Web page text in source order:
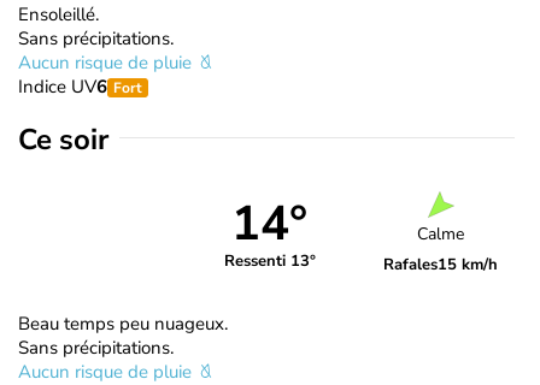
Ensoleillé.
Sans précipitations.
Aucun risque de pluie
Indice UV6 Fort
Ce soir
14°
Ressenti 13°
Calme
Rafales15 km/h
Beau temps peu nuageux.
Sans précipitations.
Aucun risque de pluie